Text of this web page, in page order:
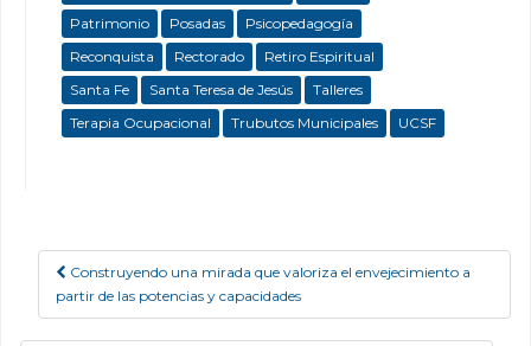
Patrimonio
Posadas
Psicopedagogía
Reconquista
Rectorado
Retiro Espiritual
Santa Fe
Santa Teresa de Jesús
Talleres
Terapia Ocupacional
Trubutos Municipales UCSF
Post navigation
Construyendo una mirada que valoriza el envejecimiento a
partir de las potencias y capacidades